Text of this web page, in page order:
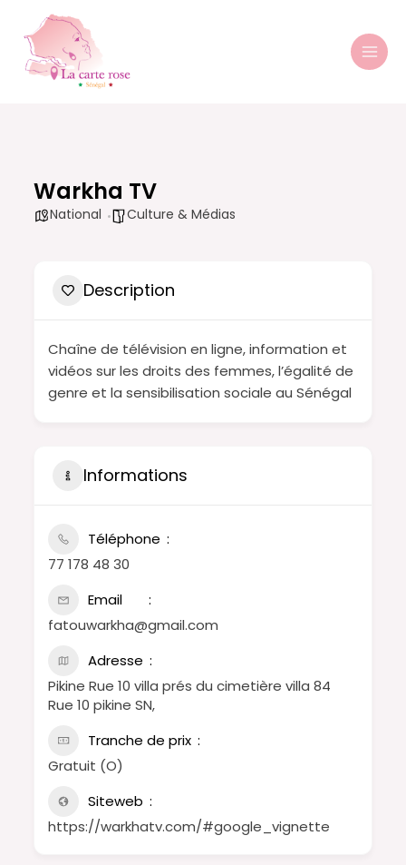
contenu
Warkha TV
National Culture & Médias
Description
Chaîne de télévision en ligne, information et
vidéos sur les droits des femmes, l’égalité de
genre et la sensibilisation sociale au Sénégal
Informations
Téléphone
77 178 48 30
Email
fatouwarkha@gmail.com
Adresse
Pikine Rue 10 villa prés du cimetière villa 84
Rue 10 pikine SN,
Tranche de prix
Gratuit (O)
Siteweb
https://warkhatv.com/#google_vignette